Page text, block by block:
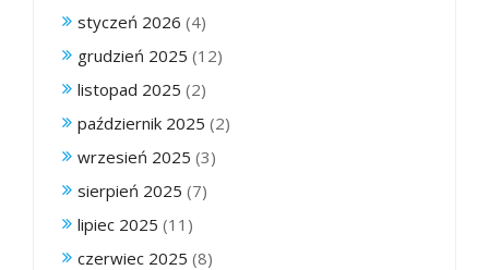
styczeń 2026 (4)
grudzień 2025 (12)
listopad 2025 (2)
październik 2025 (2)
wrzesień 2025 (3)
sierpień 2025 (7)
lipiec 2025 (11)
czerwiec 2025 (8)